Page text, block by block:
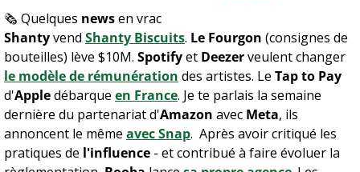
🗞️ Quelques news en vrac
Shanty vend Shanty Biscuits. Le Fourgon (consignes de
bouteilles) lève $10M. Spotify et Deezer
le modèle de rémunération des artistes. Le Tap to Pay
d'Apple débarque en France. Je te parlais la semaine
dernière du partenariat d'Amazon avec Meta, ils
annoncent le même avec Snap.  Après avoir critiqué les
pratiques de l'influence - et contribué à faire évoluer la